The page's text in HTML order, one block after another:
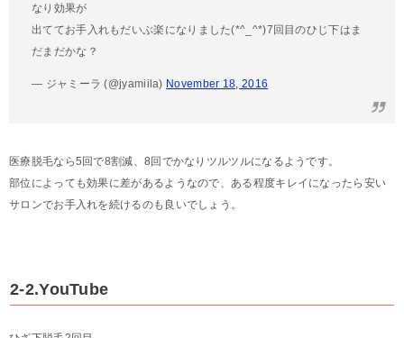
なり効果が
出ててお手入れもだいぶ楽になりました(*^_^*)7回目のひじ下はま
だまだかな？
— ジャミーラ (@jyamiila) November 18, 2016
医療脱毛なら5回で8割減、8回でかなりツルツルになるようです。
部位によっても効果に差があるようなので、ある程度キレイになったら安い
サロンでお手入れを続けるのも良いでしょう。
2-2.YouTube